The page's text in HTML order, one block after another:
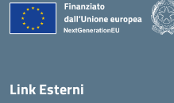
Link Esterni